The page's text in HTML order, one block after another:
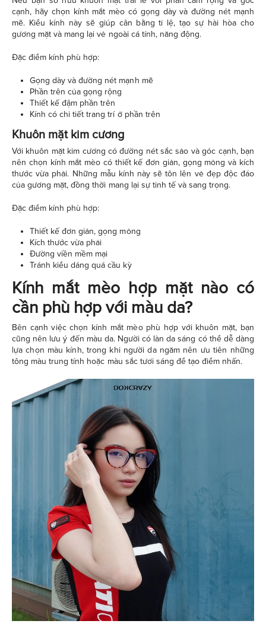
cạnh, hãy chọn kính mắt mèo có gọng dày và đường nét mạnh
mẽ. Kiểu kính này sẽ giúp cân bằng tỉ lệ, tạo sự hài hòa cho
gương mặt và mang lại vẻ ngoài cá tính, năng động.
Đặc điểm kính phù hợp:
Gọng dày và đường nét mạnh mẽ
Phần trên của gọng rộng
Thiết kế đậm phần trên
Kính có chi tiết trang trí ở phần trên
Khuôn mặt kim cương
Với khuôn mặt kim cương có đường nét sắc sảo và góc cạnh, bạn
nên chọn kính mắt mèo có thiết kế đơn giản, gọng mỏng và kích
thước vừa phải. Những mẫu kính này sẽ tôn lên vẻ đẹp độc đáo
của gương mặt, đồng thời mang lại sự tinh tế và sang trọng.
Đặc điểm kính phù hợp:
Thiết kế đơn giản, gọng mỏng
Kích thước vừa phải
Đường viền mềm mại
Tránh kiểu dáng quá cầu kỳ
Kính mắt mèo hợp mặt nào có
cần phù hợp với màu da?
Bên cạnh việc chọn kính mắt mèo phù hợp với khuôn mặt, bạn
cũng nên lưu ý đến màu da. Người có làn da sáng có thể dễ dàng
lựa chọn màu kính, trong khi người da ngăm nên ưu tiên những
tông màu trung tính hoặc màu sắc tươi sáng để tạo điểm nhấn.